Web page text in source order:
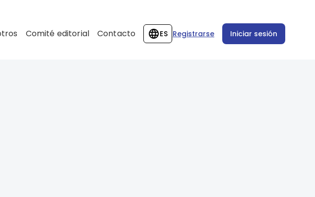
Comité editorial Contacto ES Registrarse Iniciar sesión